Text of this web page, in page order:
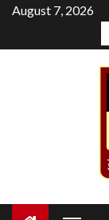
Skip
content
August 7, 2026